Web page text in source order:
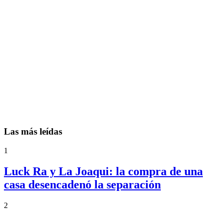
Las más leídas
1
Luck Ra y La Joaqui: la compra de una
casa desencadenó la separación
2